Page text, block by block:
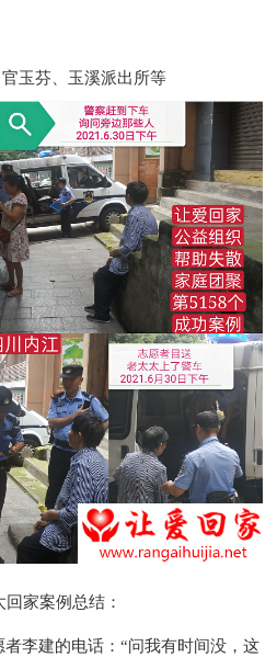
玉芬、玉溪派出所等
家案例总结：
李建的电话：“问我有时间没，这